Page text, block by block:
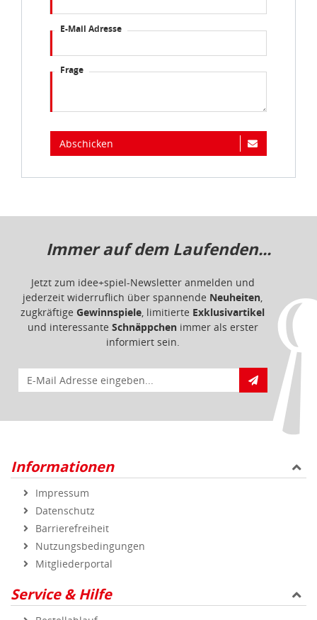
E-Mail Adresse
Frage
Abschicken
Immer auf dem Laufenden...
Jetzt zum idee+spiel-Newsletter anmelden und
jederzeit widerruflich über spannende Neuheiten,
zugkräftige Gewinnspiele, limitierte Exklusivartikel
und interessante Schnäppchenimmer als erster
informiert sein.
E-Mail für Newsletteranmeldung
Informationen
Impressum
Datenschutz
Barrierefreiheit
Nutzungsbedingungen
Mitgliederportal
Service & Hilfe